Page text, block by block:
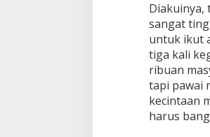
Diakuinya,
sangat
untuk ikut
tiga kali
ribuan
tapi pawai
kecintaan
harus